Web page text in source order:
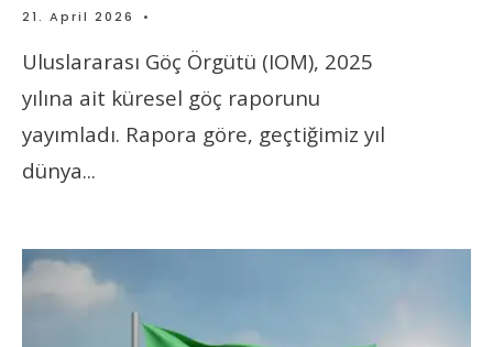
21. April 2026 •
Uluslararası Göç Örgütü (IOM), 2025
yılına ait küresel göç raporunu
yayımladı. Rapora göre, geçtiğimiz yıl
dünya...